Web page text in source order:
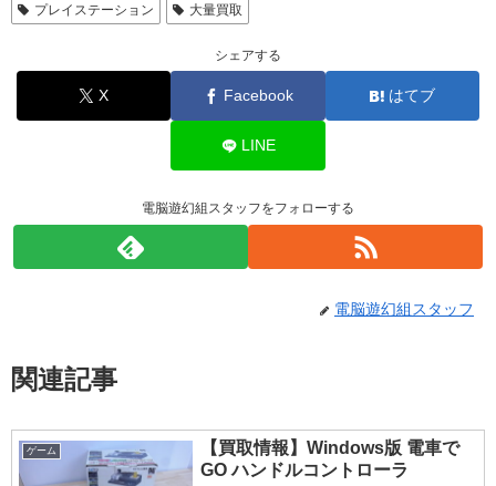
プレイステーション 大量買取
シェアする
X Facebook はてブ
LINE
電脳遊幻組スタッフをフォローする
電脳遊幻組スタッフ
関連記事
ゲーム
【買取情報】Windows版 電車で
GO ハンドルコントローラ